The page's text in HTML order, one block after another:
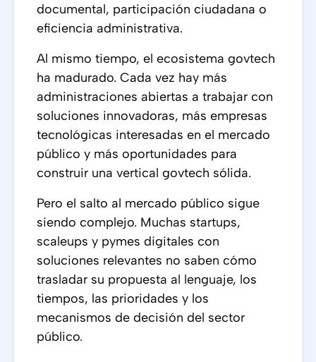
documental, participación ciudadana o
eficiencia administrativa.
Al mismo tiempo, el ecosistema govtech
ha madurado. Cada vez hay más
administraciones abiertas a trabajar con
soluciones innovadoras, más empresas
tecnológicas interesadas en el mercado
público y más oportunidades para
construir una vertical govtech sólida.
Pero el salto al mercado público sigue
siendo complejo. Muchas startups,
scaleups y pymes digitales con
soluciones relevantes no saben cómo
trasladar su propuesta al lenguaje, los
tiempos, las prioridades y los
mecanismos de decisión del sector
público.